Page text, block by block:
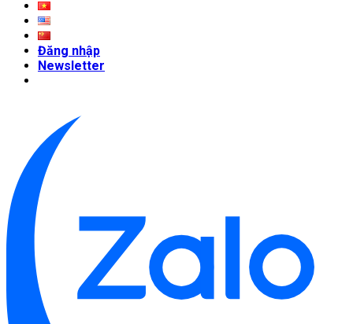
Đăng nhập
Newsletter